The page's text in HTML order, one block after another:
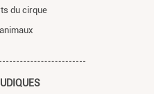
du cirque